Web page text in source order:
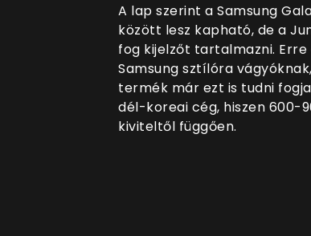
A lap szerint a Samsung
között lesz kapható, de a
fog kijelzőt tartalmazni.
Samsung sztílóra
termék már ezt is tudni
dél-koreai cég, hiszen 600-
kiviteltől függően.